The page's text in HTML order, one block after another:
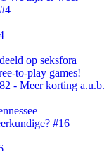
op seksfora
to-play games!
- Meer korting a.u.b.
#16